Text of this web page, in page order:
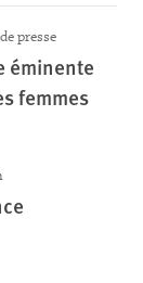
presse
éminente
femmes